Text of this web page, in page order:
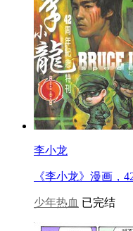
李小龙
《李小龙》漫画，
少年热血 已完结